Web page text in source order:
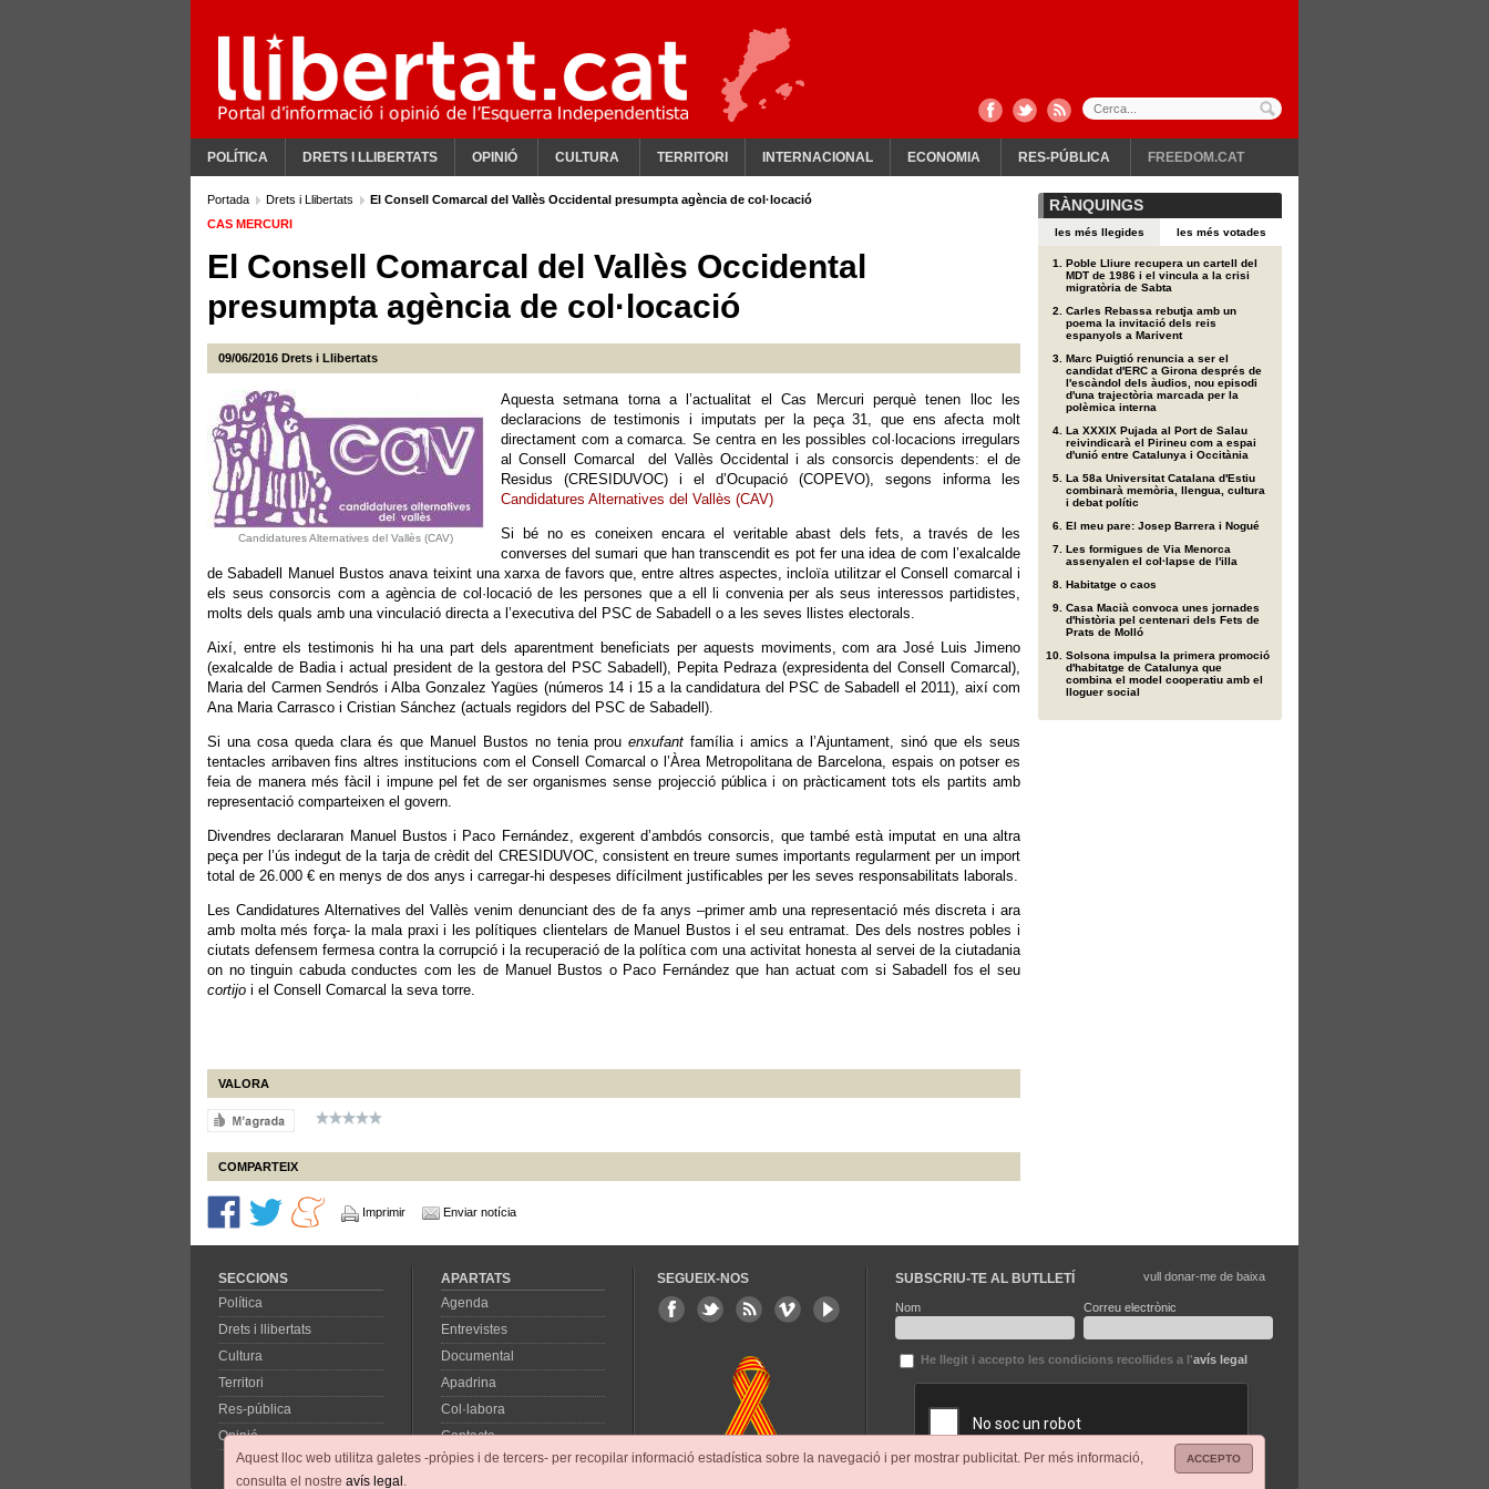
ACCEPTO
Aquest lloc web utilitza galetes -pròpies i de tercers- per recopilar informació estadística sobre la navegació i per mostrar publicitat. Per més informació,
consulta el nostre avís legal .
POLÍTICA DRETS I LLIBERTATS OPINIÓ CULTURA TERRITORI INTERNACIONAL ECONOMIA RES-PÚBLICA FREEDOM.CAT
Portada Drets i Llibertats
El Consell Comarcal del Vallès Occidental presumpta agència de col·locació
CAS MERCURI
El Consell Comarcal del Vallès Occidental
presumpta agència de col·locació
09/06/2016 Drets i Llibertats
Candidatures Alternatives del Vallès (CAV)
Aquesta setmana torna a l’actualitat el Cas Mercuri perquè tenen lloc les
declaracions de testimonis i imputats per la peça 31, que ens afecta molt
directament com a comarca. Se centra en les possibles col·locacions irregulars
al Consell Comarcal del Vallès Occidental i als consorcis dependents: el de
Residus (CRESIDUVOC) i el d’Ocupació (COPEVO), segons informa les
Candidatures Alternatives del Vallès (CAV)
Si bé no es coneixen encara el veritable abast dels fets, a través de les
converses del sumari que han transcendit es pot fer una idea de com l’exalcalde
de Sabadell Manuel Bustos anava teixint una xarxa de favors que, entre altres aspectes, incloïa utilitzar el Consell comarcal i
els seus consorcis com a agència de col·locació de les persones que a ell li convenia per als seus interessos partidistes,
molts dels quals amb una vinculació directa a l’executiva del PSC de Sabadell o a les seves llistes electorals.
Així, entre els testimonis hi ha una part dels aparentment beneficiats per aquests moviments, com ara José Luis Jimeno
(exalcalde de Badia i actual president de la gestora del PSC Sabadell), Pepita Pedraza (expresidenta del Consell Comarcal),
Maria del Carmen Sendrós i Alba Gonzalez Yagües (números 14 i 15 a la candidatura del PSC de Sabadell el 2011), així com
Ana Maria Carrasco i Cristian Sánchez (actuals regidors del PSC de Sabadell).
Si una cosa queda clara és que Manuel Bustos no tenia prouenxufant família i amics a l’Ajuntament, sinó que els seus
tentacles arribaven fins altres institucions com el Consell Comarcal o l’Àrea Metropolitana de Barcelona, espais on potser es
feia de manera més fàcil i impune pel fet de ser organismes sense projecció pública i on pràcticament tots els partits amb
representació comparteixen el govern.
Divendres declararan Manuel Bustos i Paco Fernández, exgerent d’ambdós consorcis, que també està imputat en una altra
peça per l’ús indegut de la tarja de crèdit del CRESIDUVOC, consistent en treure sumes importants regularment per un import
total de 26.000 € en menys de dos anys i carregar-hi despeses difícilment justificables per les seves responsabilitats laborals.
Les Candidatures Alternatives del Vallès venim denunciant des de fa anys –primer amb una representació més discreta i ara
amb molta més força- la mala praxi i les polítiques clientelars de Manuel Bustos i el seu entramat. Des dels nostres pobles i
ciutats defensem fermesa contra la corrupció i la recuperació de la política com una activitat honesta al servei de la ciutadania
on no tinguin cabuda conductes com les de Manuel Bustos o Paco Fernández que han actuat com si Sabadell fos el seu
cortijo i el Consell Comarcal la seva torre.
VALORA
COMPARTEIX
Imprimir Enviar notícia
RÀNQUINGS
les més llegides les més votades
Poble Lliure recupera un cartell del
MDT de 1986 i el vincula a la crisi
migratòria de Sabta
Carles Rebassa rebutja amb un
poema la invitació dels reis
espanyols a Marivent
Marc Puigtió renuncia a ser el
candidat d'ERC a Girona després de
l'escàndol dels àudios, nou episodi
d'una trajectòria marcada per la
polèmica interna
La XXXIX Pujada al Port de Salau
reivindicarà el Pirineu com a espai
d'unió entre Catalunya i Occitània
La 58a Universitat Catalana d'Estiu
combinarà memòria, llengua, cultura
i debat polític
El meu pare: Josep Barrera i Nogué
Les formigues de Via Menorca
assenyalen el col·lapse de l'illa
Habitatge o caos
Casa Macià convoca unes jornades
d'història pel centenari dels Fets de
Prats de Molló
Solsona impulsa la primera promoció
d'habitatge de Catalunya que
combina el model cooperatiu amb el
lloguer social
SECCIONS
Política
Drets i llibertats
Cultura
Territori
Res-pública
Opinió
APARTATS
Agenda
Entrevistes
Documental
Apadrina
Col·labora
Contacte
SEGUEIX-NOS SUBSCRIU-TE AL BUTLLETÍ
Nom Correu electrònic
He llegit i accepto les condicions recollides a l'avís legal
vull donar-me de baixa